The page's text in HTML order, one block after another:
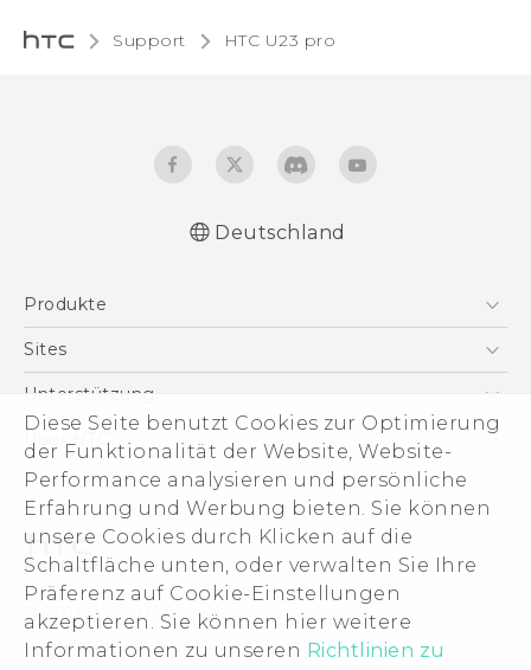
Diese Seite benutzt Cookies zur Optimierung
der Funktionalität der Website, Website-
Performance analysieren und persönliche
Erfahrung und Werbung bieten. Sie können
unsere Cookies durch Klicken auf die
Schaltfläche unten, oder verwalten Sie Ihre
Präferenz auf Cookie-Einstellungen
akzeptieren. Sie können hier weitere
Informationen zu unseren Richtlinien zu
Support HTC U23 pro‎
Bestimmungen
Deutschland
Produkte
Smartphones
VIVE
Zubehör
Sites
HTC Dev
HTC Vive
Unterstützung
Unterstützung
eCommerce Support
Über HTC
ESG
Impressum
Investor
Cookie Preferences
Offene Stellen
Security and Privacy Whitepaper
© 2011-2026 HTC Corporation
Legal Terms